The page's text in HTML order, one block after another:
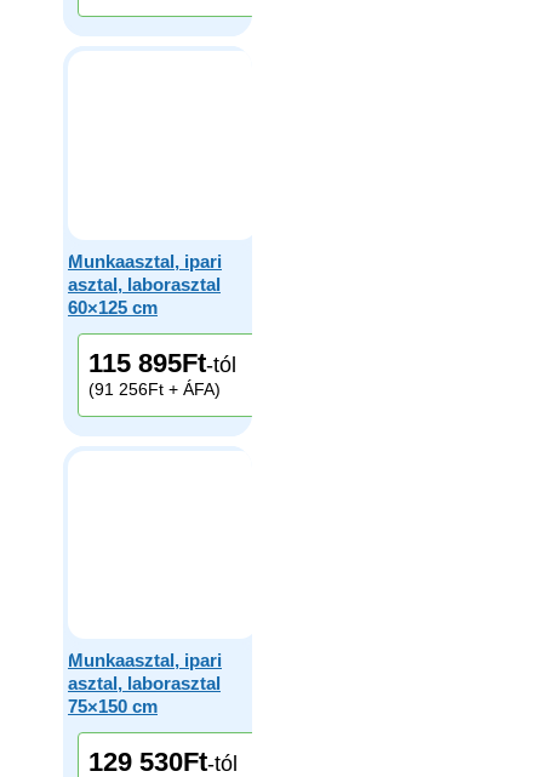
Munkaasztal, ipari
asztal, laborasztal
60×125 cm
115 895Ft-tól
(91 256Ft + ÁFA)
Munkaasztal, ipari
asztal, laborasztal
75×150 cm
129 530Ft-tól